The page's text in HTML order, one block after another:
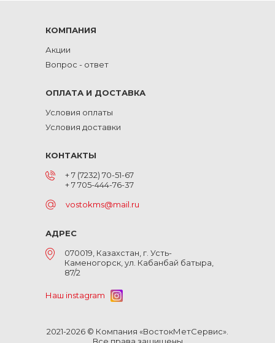
КОМПАНИЯ
Акции
Вопрос - ответ
ОПЛАТА И ДОСТАВКА
Условия оплаты
Условия доставки
КОНТАКТЫ
+ 7 (7232) 70-51-67
+ 7 705-444-76-37
vostokms@mail.ru
АДРЕС
070019, Казахстан, г. Усть-
Каменогорск, ул. Кабанбай батыра,
87/2
Наш instagram
2021-2026 © Компания «ВостокМетСервис».